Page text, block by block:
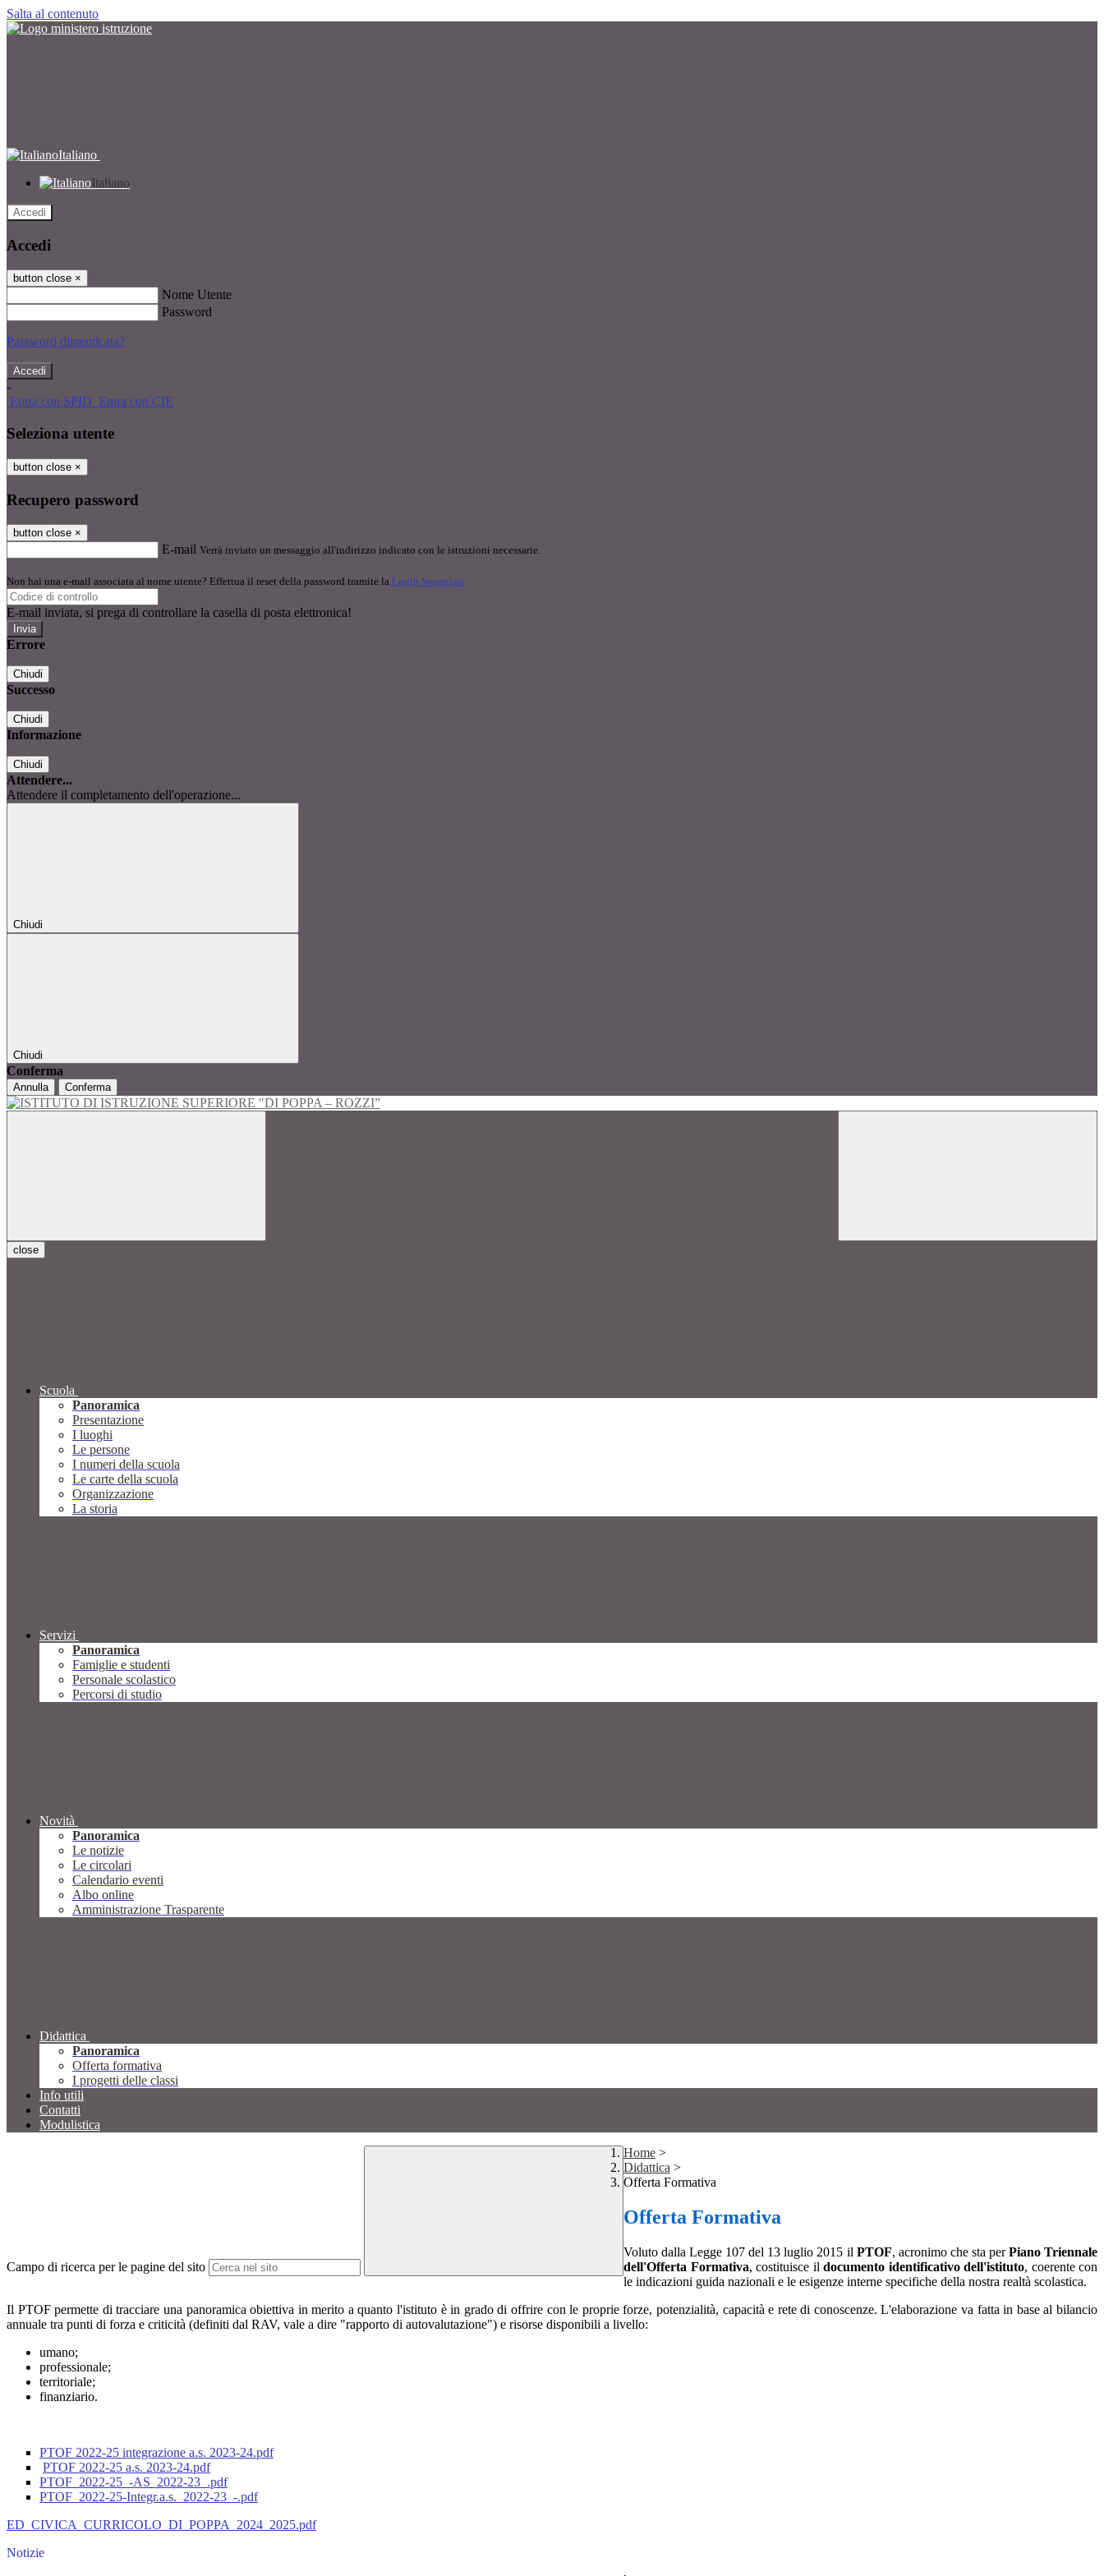
Salta al contenuto
Italiano
Italiano
Accedi
Accedi
button close ×
Nome Utente
Password
Password dimenticata?
-
Entra con SPID Entra con CIE
Seleziona utente
button close ×
Recupero password
button close ×
E-mail Verrà inviato un messaggio all'indirizzo indicato con le istruzioni necessarie.
Non hai una e-mail associata al nome utente? Effettua il reset della password tramite la Login Spaggiari
E-mail inviata, si prega di controllare la casella di posta elettronica!
Errore
Chiudi
Successo
Chiudi
Informazione
Chiudi
Attendere...
Attendere il completamento dell'operazione...
Chiudi
Chiudi
Conferma
Annulla Conferma
close
Scuola
Panoramica
Presentazione
I luoghi
Le persone
I numeri della scuola
Le carte della scuola
Organizzazione
La storia
Servizi
Panoramica
Famiglie e studenti
Personale scolastico
Percorsi di studio
Novità
Panoramica
Le notizie
Le circolari
Calendario eventi
Albo online
Amministrazione Trasparente
Didattica
Panoramica
Offerta formativa
I progetti delle classi
Info utili
Contatti
Modulistica
Campo di ricerca per le pagine del sito
Home >
Didattica >
Offerta Formativa
Offerta Formativa
Voluto dalla Legge 107 del 13 luglio 2015 il PTOF, acronimo che sta perPiano Triennale
dell'Offerta Formativa, costituisce il documento identificativo dell'istituto, coerente con
le indicazioni guida nazionali e le esigenze interne specifiche della nostra realtà scolastica.
Il PTOF permette di tracciare una panoramica obiettiva in merito a quanto l'istituto è in grado di offrire con le proprie forze, potenzialità, capacità e rete di conoscenze. L'elaborazione va fatta in base al bilancio
annuale tra punti di forza e criticità (definiti dal RAV, vale a dire "rapporto di autovalutazione") e risorse disponibili a livello:
umano;
professionale;
territoriale;
finanziario.
PTOF 2022-25 integrazione a.s. 2023-24.pdf
PTOF 2022-25 a.s. 2023-24.pdf
PTOF_2022-25_-AS_2022-23_.pdf
PTOF_2022-25-Integr.a.s._2022-23_-.pdf
ED_CIVICA_CURRICOLO_DI_POPPA_2024_2025.pdf
Notizie